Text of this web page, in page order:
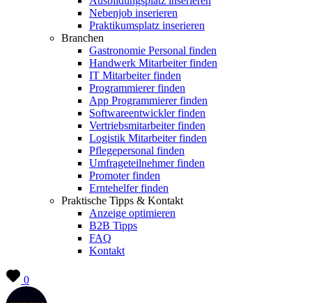
Nebenjob inserieren
Praktikumsplatz inserieren
Branchen
Gastronomie Personal finden
Handwerk Mitarbeiter finden
IT Mitarbeiter finden
Programmierer finden
App Programmierer finden
Softwareentwickler finden
Vertriebsmitarbeiter finden
Logistik Mitarbeiter finden
Pflegepersonal finden
Umfrageteilnehmer finden
Promoter finden
Erntehelfer finden
Praktische Tipps & Kontakt
Anzeige optimieren
B2B Tipps
FAQ
Kontakt
0